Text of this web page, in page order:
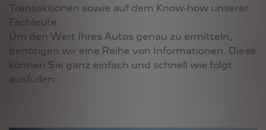
Transaktionen sowie auf dem Know-how unserer
Fachleute.
Um den Wert Ihres Autos genau zu ermitteln,
benötigen wir eine Reihe von Informationen. Diese
können Sie ganz einfach und schnell wie folgt
ausfüllen: